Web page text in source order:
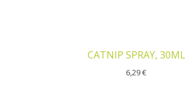
CATNIP SPRAY, 30ML
6,29€